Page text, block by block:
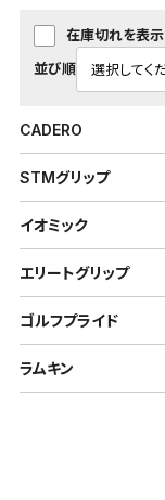
在庫切れを表示
並び順
CADERO
STMグリップ
イオミック
エリートグリップ
ゴルフプライド
ラムキン